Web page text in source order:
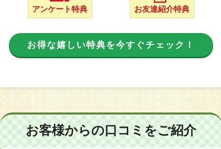
アンケート特典 お友達紹介特典
お得な嬉しい特典を今すぐチェック！
お客様からの口コミをご紹介